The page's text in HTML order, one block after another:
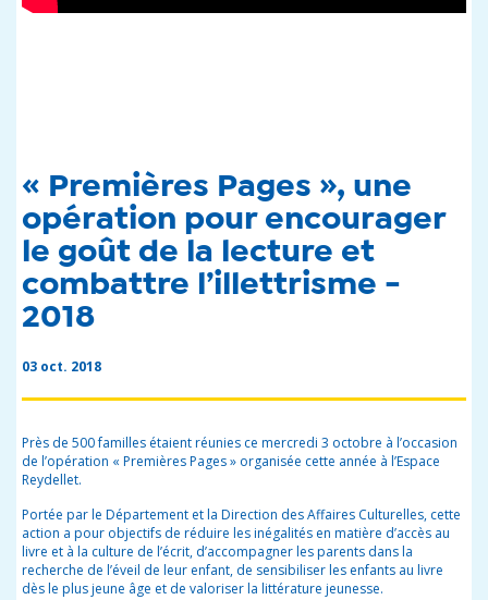
« Premières Pages », une
opération pour encourager
le goût de la lecture et
combattre l’illettrisme -
2018
03 oct. 2018
Près de 500 familles étaient réunies ce mercredi 3 octobre à l’occasion
de l’opération « Premières Pages » organisée cette année à l’Espace
Reydellet.
Portée par le Département et la Direction des Affaires Culturelles, cette
action a pour objectifs de réduire les inégalités en matière d’accès au
livre et à la culture de l’écrit, d’accompagner les parents dans la
recherche de l’éveil de leur enfant, de sensibiliser les enfants au livre
dès le plus jeune âge et de valoriser la littérature jeunesse.